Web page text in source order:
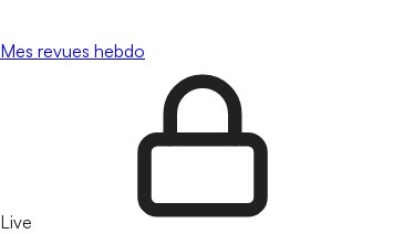
Mes revues hebdo
Live